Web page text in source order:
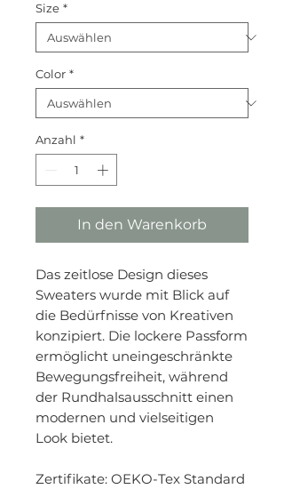
Size *
Color *
Anzahl *
In den Warenkorb
Das zeitlose Design dieses
Sweaters wurde mit Blick auf
die Bedürfnisse von Kreativen
konzipiert. Die lockere Passform
ermöglicht uneingeschränkte
Bewegungsfreiheit, während
der Rundhalsausschnitt einen
modernen und vielseitigen
Look bietet.
Zertifikate: OEKO-Tex Standard